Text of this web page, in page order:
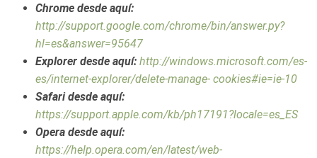
Chrome desde aquí:
http://support.google.com/chrome/bin/answer.py?
hl=es&answer=95647
Explorer desde aquí: http://windows.microsoft.com/es-
es/internet-explorer/delete-manage- cookies#ie=ie-10
Safari desde aquí:
https://support.apple.com/kb/ph17191?locale=es_ES
Opera desde aquí:
https://help.opera.com/en/latest/web-